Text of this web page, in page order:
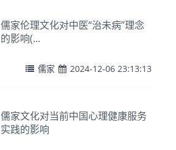
儒家伦理文化对中医“治未病”理念
的影响(...
儒家 2024-12-06 23:13:13
儒家文化对当前中国心理健康服务
实践的影响